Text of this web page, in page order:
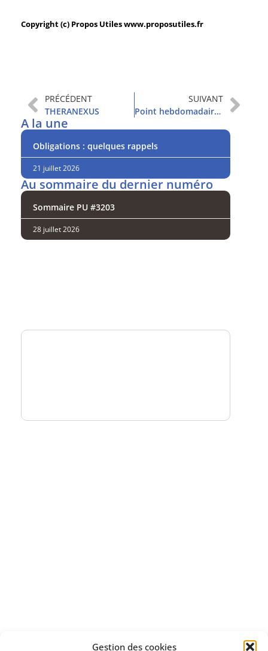
Gestion des cookies
Copyright (c) Propos Utiles www.proposutiles.fr
PRÉCÉDENT
THERANEXUS
SUIVANT
Point hebdomadaire et sommaire
A la une
Obligations : quelques rappels
21 juillet 2026
Au sommaire du dernier numéro
Sommaire PU #3203
28 juillet 2026
Découvrez